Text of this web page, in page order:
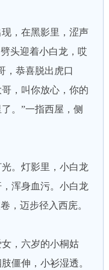
，在黑影里，涩声
头迎着小白龙，哎
，恭喜脱出虎口
，叫你放心，你的
。”一指西屋，侧
。灯影里，小白龙
浑身血污。小白龙
，迈步径入西庑。
，六岁的小桐姑
僵伸，小衫湿透。